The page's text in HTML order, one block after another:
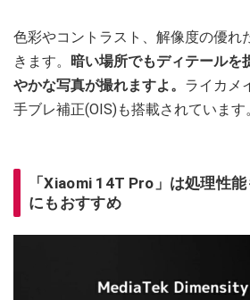
色彩やコントラスト、解像度の優れ
きます。 暗い場所でもディテールを
やかな写真が撮れますよ。 ライカメ
手ブレ補正(OIS)も搭載されています
「Xiaomi 14T Pro」は処理性
にもおすすめ